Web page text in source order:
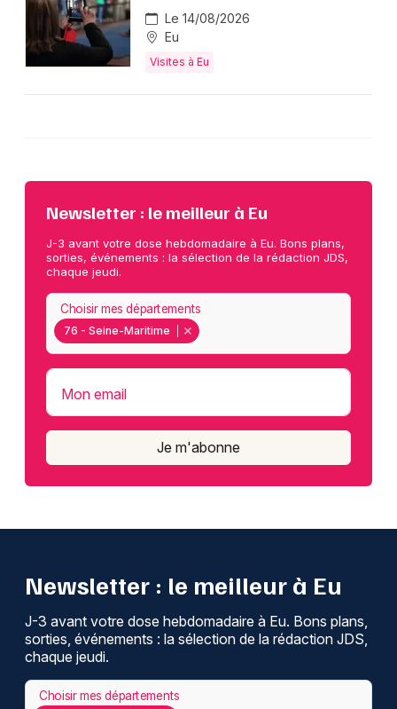
Le 14/08/2026
Eu
Visites à Eu
Newsletter : le meilleur à Eu
J-3 avant votre dose hebdomadaire à Eu. Bons plans,
sorties, événements : la sélection de la rédaction JDS,
chaque jeudi.
76 - Seine-Maritime
Choisir mes départements
Mon email
Je m'abonne
Newsletter : le meilleur à Eu
J-3 avant votre dose hebdomadaire à Eu. Bons plans,
sorties, événements : la sélection de la rédaction JDS,
chaque jeudi.
Choisir mes départements